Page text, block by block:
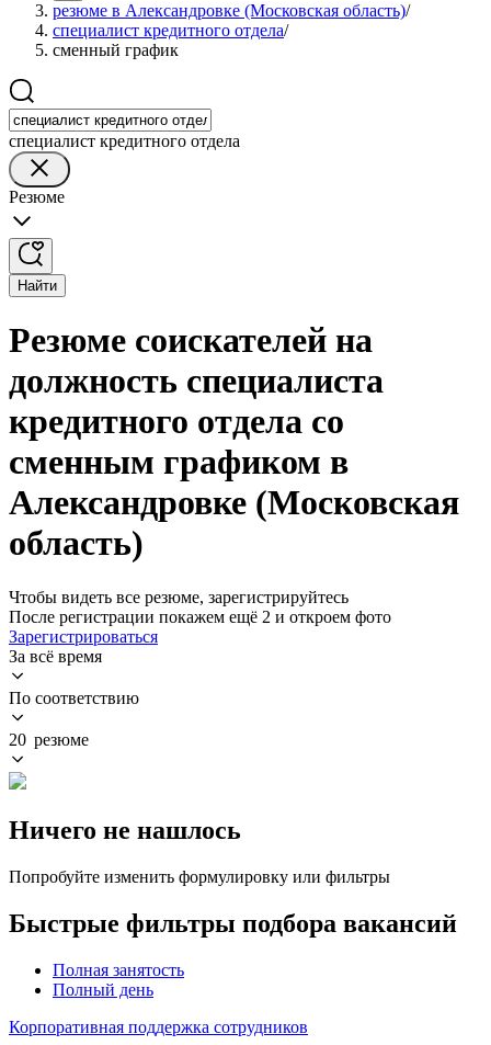
резюме в Александровке (Московская область)/
специалист кредитного отдела/
сменный график
специалист кредитного отдела
Резюме
Найти
Резюме соискателей на
должность специалиста
кредитного отдела со
сменным графиком в
Александровке (Московская
область)
Чтобы видеть все резюме, зарегистрируйтесь
После регистрации покажем ещё 2 и откроем фото
Зарегистрироваться
За всё время
По соответствию
20 резюме
Ничего не нашлось
Попробуйте изменить формулировку или фильтры
Быстрые фильтры подбора вакансий
Полная занятость
Полный день
Корпоративная поддержка сотрудников